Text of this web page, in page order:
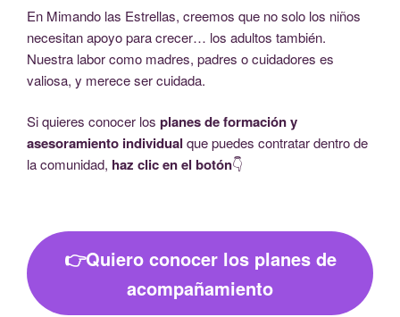
En Mimando las Estrellas, creemos que no solo los niños
necesitan apoyo para crecer… los adultos también.
Nuestra labor como madres, padres o cuidadores es
valiosa, y merece ser cuidada.
Si quieres conocer los planes de formación y
asesoramiento individual que puedes contratar dentro de
la comunidad, haz clic en el botón👇
👉Quiero conocer los planes de
acompañamiento